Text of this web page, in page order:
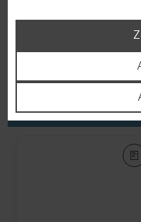
Feinkost,
Gültig vom 06.08. bis